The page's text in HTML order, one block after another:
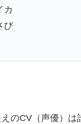
カ
び
のCV（声優）は